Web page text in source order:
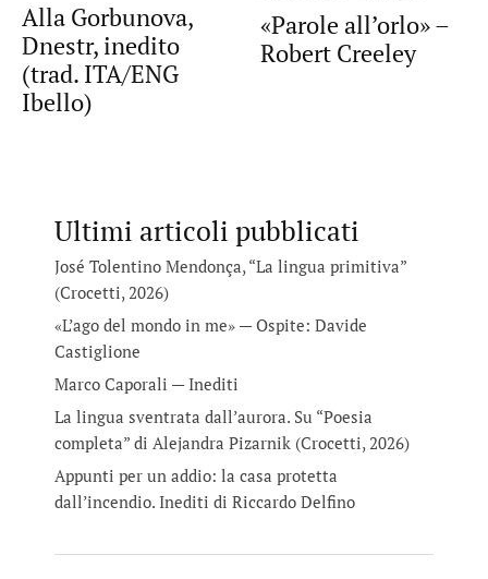
Alla Gorbunova,
Dnestr, inedito
(trad. ITA/ENG
Ibello)
«Parole all’orlo» –
Robert Creeley
Ultimi articoli pubblicati
José Tolentino Mendonça, “La lingua primitiva”
(Crocetti, 2026)
«L’ago del mondo in me» — Ospite: Davide
Castiglione
Marco Caporali — Inediti
La lingua sventrata dall’aurora. Su “Poesia
completa” di Alejandra Pizarnik (Crocetti, 2026)
Appunti per un addio: la casa protetta
dall’incendio. Inediti di Riccardo Delfino